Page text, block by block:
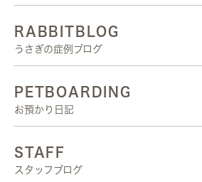
RABBITBLOG
うさぎの症例ブログ
PETBOARDING
お預かり日記
STAFF
スタッフブログ